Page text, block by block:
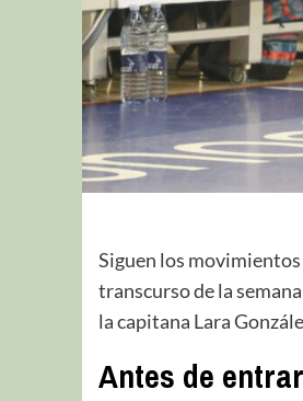
Siguen los
transcurso de la
la capitana Lara
Antes de